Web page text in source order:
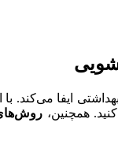
ایفا می‌کند. با
همچنین،